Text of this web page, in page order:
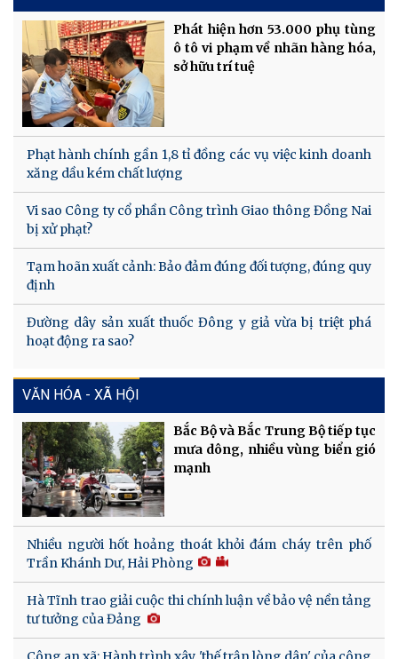
Phát hiện hơn 53.000 phụ tùng
ô tô vi phạm về nhãn hàng hóa,
sở hữu trí tuệ
Phạt hành chính gần 1,8 tỉ đồng các vụ việc kinh doanh
xăng dầu kém chất lượng
Vi sao Công ty cổ phần Công trình Giao thông Đồng Nai
bị xử phạt?
Tạm hoãn xuất cảnh: Bảo đảm đúng đối tượng, đúng quy
định
Đường dây sản xuất thuốc Đông y giả vừa bị triệt phá
hoạt động ra sao?
VĂN HÓA - XÃ HỘI
Bắc Bộ và Bắc Trung Bộ tiếp tục
mưa dông, nhiều vùng biển gió
mạnh
Nhiều người hốt hoảng thoát khỏi đám cháy trên phố
Trần Khánh Dư, Hải Phòng
Hà Tĩnh trao giải cuộc thi chính luận về bảo vệ nền tảng
tư tưởng của Đảng